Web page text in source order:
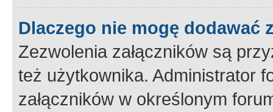
Dlaczego nie mogę dodawać
Zezwolenia załączników są
też użytkownika. Administrator
załączników w określonym